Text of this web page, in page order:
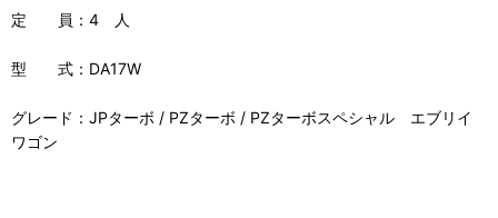
定 員：4 人
型 式：DA17W
グレード：JPターボ / PZターボ / PZターボスペシャル エブリイ
ワゴン